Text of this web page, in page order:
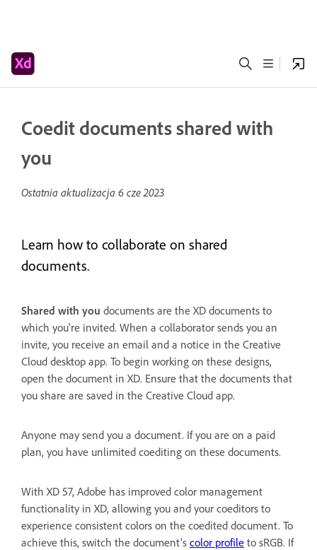
Coedit documents shared with
you
Ostatnia aktualizacja 6 cze 2023
Learn how to collaborate on shared
documents.
Shared with you documents are the XD documents to
which you're invited. When a collaborator sends you an
invite, you receive an email and a notice in the Creative
Cloud desktop app. To begin working on these designs,
open the document in XD. Ensure that the documents that
you share are saved in the Creative Cloud app.
Anyone may send you a document. If you are on a paid
plan, you have unlimited coediting on these documents.
With XD 57, Adobe has improved color management
functionality in XD, allowing you and your coeditors to
experience consistent colors on the coedited document. To
achieve this, switch the document’s color profile to sRGB. If